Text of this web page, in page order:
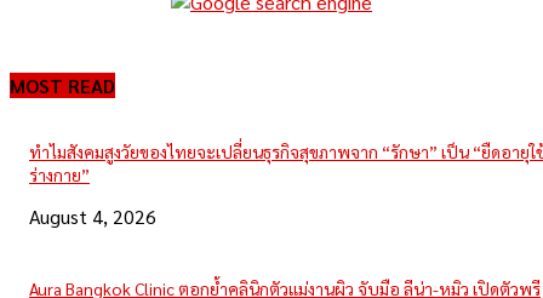
MOST READ
ทำไมสังคมสูงวัยของไทยจะเปลี่ยนธุรกิจสุขภาพจาก “รักษา” เป็น “ยืดอายุใ
ร่างกาย”
August 4, 2026
Aura Bangkok Clinic ตอกย้ำคลินิกตัวแม่งานผิว จับมือ ลีน่า-หมิว เปิดตัวพรี